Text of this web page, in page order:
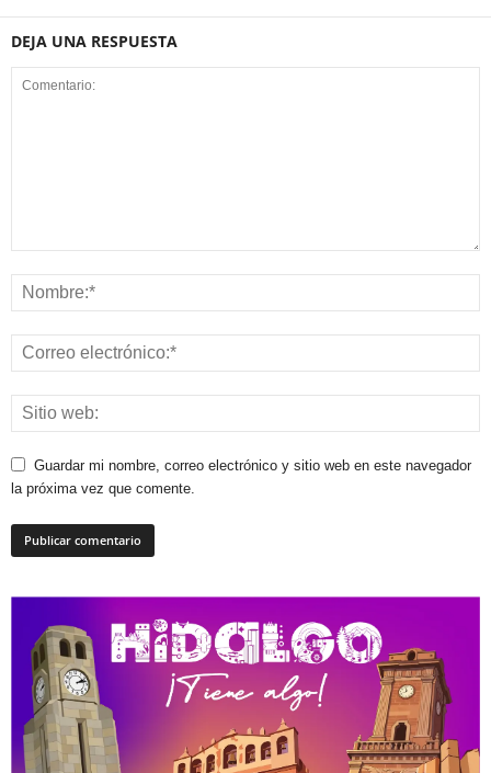
DEJA UNA RESPUESTA
Guardar mi nombre, correo electrónico y sitio web en este navegador
la próxima vez que comente.